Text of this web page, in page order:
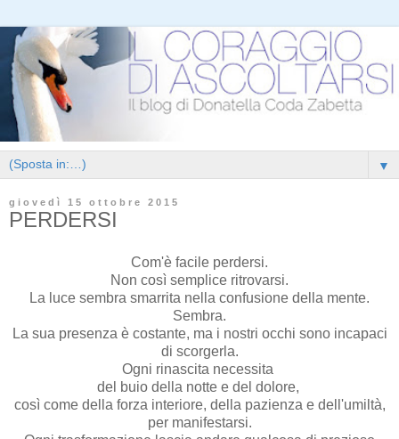
▼
giovedì 15 ottobre 2015
PERDERSI
Com'è facile perdersi.
Non così semplice ritrovarsi.
La luce sembra smarrita nella confusione della mente.
Sembra.
La sua presenza è costante, ma i nostri occhi sono incapaci
di scorgerla.
Ogni rinascita necessita
del buio della notte e del dolore,
così come della forza interiore, della pazienza e dell'umiltà,
per manifestarsi.